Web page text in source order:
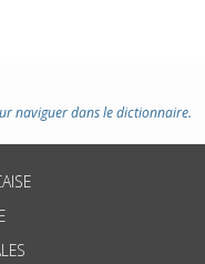
naviguer dans le dictionnaire.